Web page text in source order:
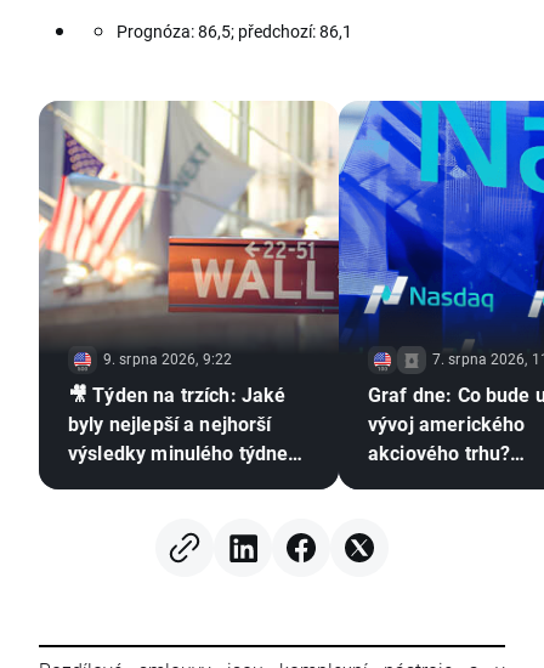
Prognóza: 86,5; předchozí: 86,1
9. srpna 2026, 9:22
🎥 Týden na trzích: Jaké
byly nejlepší a nejhorší
výsledky minulého týdne?
7. srpna 2026,
Graf dne: Co bude
vývoj amerického
akciového trhu?